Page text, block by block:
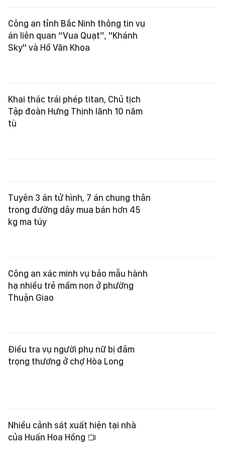
Công an tỉnh Bắc Ninh thông tin vụ
án liên quan “Vua Quạt”, "Khánh
Sky" và Hồ Văn Khoa
Khai thác trái phép titan, Chủ tịch
Tập đoàn Hưng Thịnh lãnh 10 năm
tù
Tuyên 3 án tử hình, 7 án chung thân
trong đường dây mua bán hơn 45
kg ma túy
Công an xác minh vụ bảo mẫu hành
hạ nhiều trẻ mầm non ở phường
Thuận Giao
Điều tra vụ người phụ nữ bị đâm
trọng thương ở chợ Hòa Long
Nhiều cảnh sát xuất hiện tại nhà
của Huấn Hoa Hồng